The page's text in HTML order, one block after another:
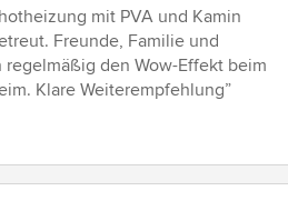
mit PVA und Kamin
Freunde, Familie und
regelmäßig den Wow-Effekt beim
Klare Weiterempfehlung”